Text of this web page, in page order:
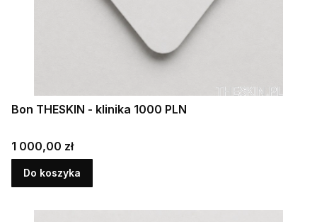
Bon THESKIN - klinika 1000 PLN
Cena
1 000,00 zł
Do koszyka